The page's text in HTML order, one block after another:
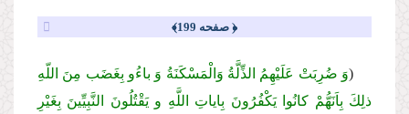
﴿ صفحه 199﴾
(وَ ضُرِبَتْ عَلَیْهِمُ الذِّلَّةُ وَالْمَسْكَنَةُ وَ باءُو بِغَضَب مِنَ اللّهِ
ذلِكَ بِاَنَهُّمْ كانُوا یَكْفُرُونَ بِایاتِ اللَّهِ و یَقْتُلُونَ النَّبِیِّینَ بِغَیْرِ